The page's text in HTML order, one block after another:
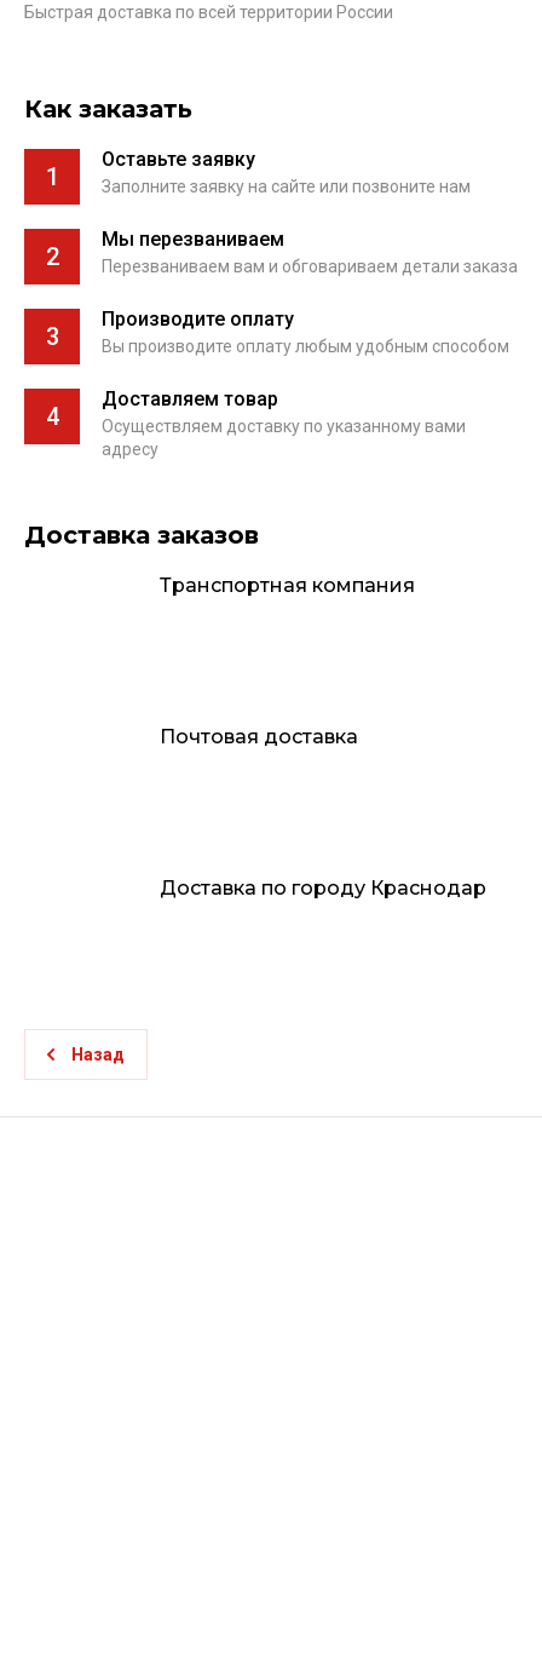
Быстрая доставка по всей территории России
Как заказать
1
Оставьте заявку
Заполните заявку на сайте или позвоните нам
2
Мы перезваниваем
Перезваниваем вам и обговариваем детали заказа
3
Производите оплату
Вы производите оплату любым удобным способом
4
Доставляем товар
Осуществляем доставку по указанному вами
адресу
Доставка заказов
Транспортная компания
Почтовая доставка
Доставка по городу Краснодар
Назад